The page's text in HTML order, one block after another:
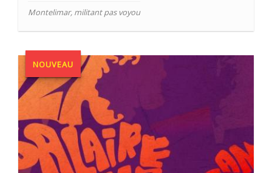
Montelimar, militant pas voyou
NOUVEAU